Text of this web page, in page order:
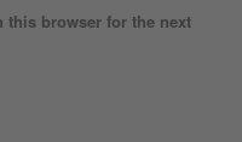
this browser for the next